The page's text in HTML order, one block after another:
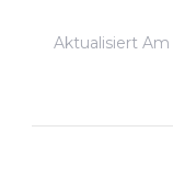
Aktualisiert Am